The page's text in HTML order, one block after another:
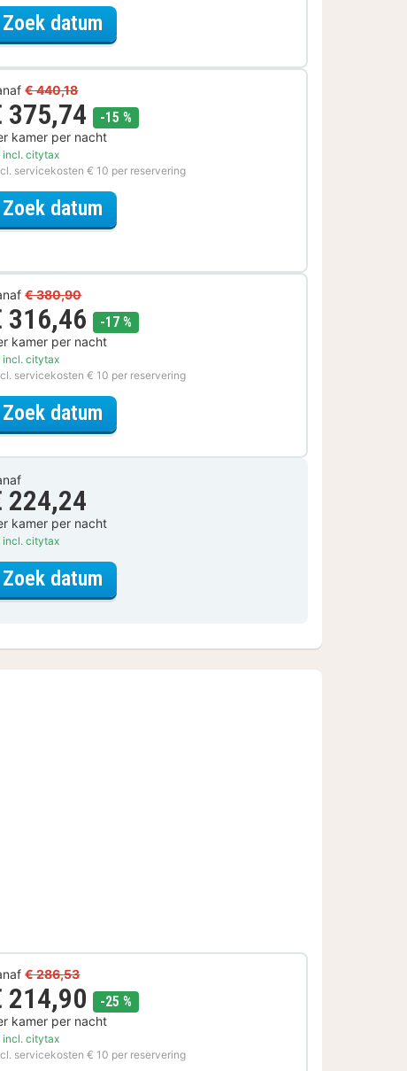
Zoek datum
€ 440,18
375,74 -15 %
kamer per nacht
incl. citytax
servicekosten € 10 per reservering
Zoek datum
€ 380,90
316,46 -17 %
kamer per nacht
incl. citytax
servicekosten € 10 per reservering
Zoek datum
224,24
kamer per nacht
incl. citytax
Zoek datum
€ 286,53
214,90 -25 %
kamer per nacht
incl. citytax
servicekosten € 10 per reservering